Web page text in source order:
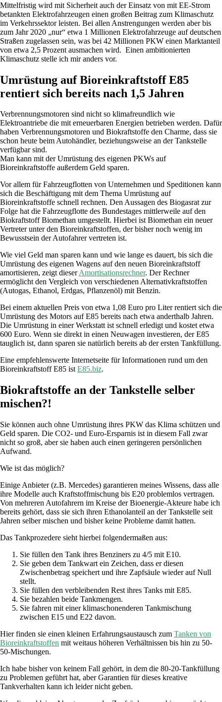
Mittelfristig wird mit Sicherheit auch der Einsatz von mit EE-Strom
betankten Elektrofahrzeugen einen großen Beitrag zum Klimaschutz
im Verkehrssektor leisten. Bei allen Anstrengungen werden aber bis
zum Jahr 2020 „nur“ etwa 1 Millionen Elektrofahrzeuge auf deutschen
Straßen zugelassen sein, was bei 42 Millionen PKW einen Marktanteil
von etwa 2,5 Prozent ausmachen wird. Einen ambitionierten
Klimaschutz stelle ich mir anders vor.
Umrüstung auf Bioreinkraftstoff E85
rentiert sich bereits nach 1,5 Jahren
Verbrennungsmotoren sind nicht so klimafreundlich wie
Elektroantriebe die mit erneuerbaren Energien betrieben werden. Dafür
haben Verbrennungsmotoren und Biokraftstoffe den Charme, dass sie
schon heute beim Autohändler, beziehungsweise an der Tankstelle
verfügbar sind.
Man kann mit der Umrüstung des eigenen PKWs auf
Bioreinkraftstoffe außerdem Geld sparen.
Vor allem für Fahrzeugflotten von Unternehmen und Speditionen kann
sich die Beschäftigung mit dem Thema Umrüstung auf
Bioreinkraftstoffe schnell rechnen. Den Aussagen des Biogasrat zur
Folge hat die Fahrzeugflotte des Bundestages mittlerweile auf den
Biokraftstoff Biomethan umgestellt. Hierbei ist Biomethan ein neuer
Vertreter unter den Bioreinkraftstoffen, der bisher noch wenig im
Bewusstsein der Autofahrer vertreten ist.
Wie viel Geld man sparen kann und wie lange es dauert, bis sich die
Umrüstung des eigenen Wagens auf den neuen Bioreinkraftstoff
amortisieren, zeigt dieserAmortisationsrechner. Der Rechner
ermöglicht den Vergleich von verschiedenen Alternativkraftstoffen
(Autogas, Ethanol, Erdgas, Pflanzenöl) mit Benzin.
Bei einem aktuellen Preis von etwa 1,08 Euro pro Liter rentiert sich die
Umrüstung des Motors auf E85 bereits nach etwa anderthalb Jahren.
Die Umrüstung in einer Werkstatt ist schnell erledigt und kostet etwa
600 Euro. Wenn sie direkt in einen Neuwagen investieren, der E85
tauglich ist, dann sparen sie natürlich bereits ab der ersten Tankfüllung.
Eine empfehlenswerte Internetseite für Informationen rund um den
Bioreinkraftstoff E85 istE85.biz.
Biokraftstoffe an der Tankstelle selber
mischen?!
Sie können auch ohne Umrüstung ihres PKW das Klima schützen und
Geld sparen. Die CO2- und Euro-Ersparnis ist in diesem Fall zwar
nicht so groß, aber sie haben auch einen geringeren persönlichen
Aufwand.
Wie ist das möglich?
Einige Anbieter (z.B. Mercedes) garantieren meines Wissens, dass alle
ihre Modelle auch Kraftstoffmischung bis E20 problemlos vertragen.
Von mehreren Autofahrern im Kreise der Bioenergie-Akteure habe ich
bereits gehört, dass sie sich ihren Ethanolanteil an der Tankstelle seit
Jahren selber mischen und bisher keine Probleme damit hatten.
Das Tankprozedere sieht hierbei folgendermaßen aus:
Sie füllen den Tank ihres Benziners zu 4/5 mit E10.
Sie geben dem Tankwart ein Zeichen, dass er diesen
Zwischenbetrag speichert und ihre Zapfsäule wieder auf Null
stellt.
Sie füllen den verbleibenden Rest ihres Tanks mit E85.
Sie bezahlen beide Tankmengen.
Sie fahren mit einer klimaschonenderen Tankmischung
zwischen E15 und E22 davon.
Hier finden sie einen kleinen Erfahrungsaustausch zum Tanken von
Bioreinkraftstoffen mit weitaus höheren Verhältnissen bis hin zu 50-
50-Mischungen.
Ich habe bisher von keinem Fall gehört, in dem die 80-20-Tankfüllung
zu Problemen geführt hat, aber Garantien für dieses kreative
Tankverhalten kann ich leider nicht geben.